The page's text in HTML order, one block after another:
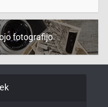
fotografijo